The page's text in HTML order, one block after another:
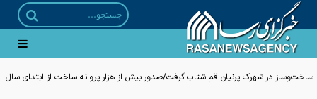
ساخت‌وساز در شهرک پرنیان قم شتاب گرفت/صدور بیش از هزار پروانه ساخت از ابتدای سال